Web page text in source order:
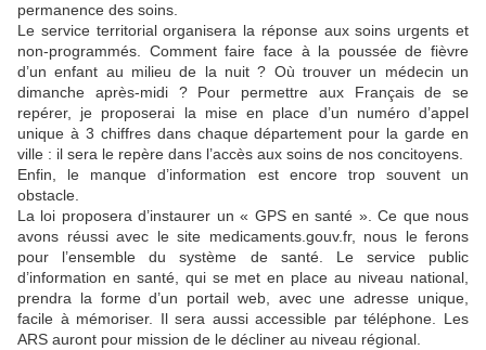
permanence des soins.
Le service territorial organisera la réponse aux soins urgents et
non-programmés. Comment faire face à la poussée de fièvre
d’un enfant au milieu de la nuit ? Où trouver un médecin un
dimanche après-midi ? Pour permettre aux Français de se
repérer, je proposerai la mise en place d’un numéro d’appel
unique à 3 chiffres dans chaque département pour la garde en
ville : il sera le repère dans l’accès aux soins de nos concitoyens.
Enfin, le manque d’information est encore trop souvent un
obstacle.
La loi proposera d’instaurer un « GPS en santé ». Ce que nous
avons réussi avec le site medicaments.gouv.fr, nous le ferons
pour l’ensemble du système de santé. Le service public
d’information en santé, qui se met en place au niveau national,
prendra la forme d’un portail web, avec une adresse unique,
facile à mémoriser. Il sera aussi accessible par téléphone. Les
ARS auront pour mission de le décliner au niveau régional.